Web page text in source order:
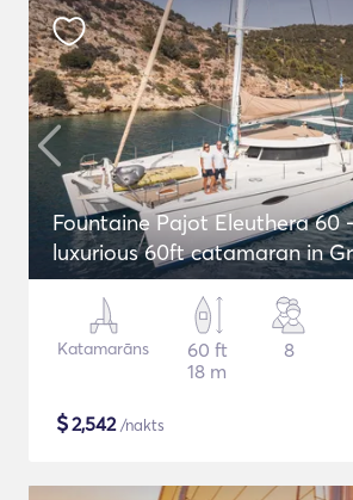
Fountaine Pajot Eleuthera 60
luxurious 60ft catamaran in
Katamarāns
60 ft
18 m
8
$2,542/nakts